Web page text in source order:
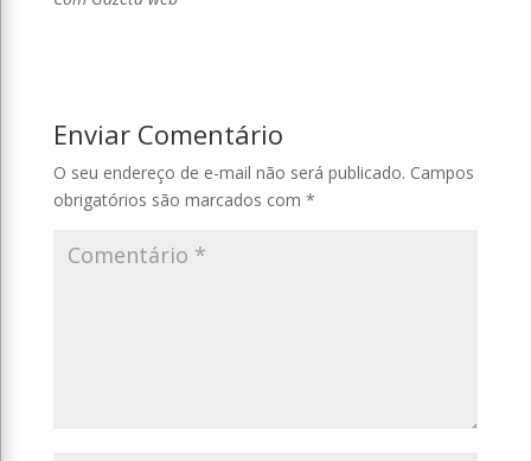
Enviar Comentário
O seu endereço de e-mail não será publicado. Campos
obrigatórios são marcados com *